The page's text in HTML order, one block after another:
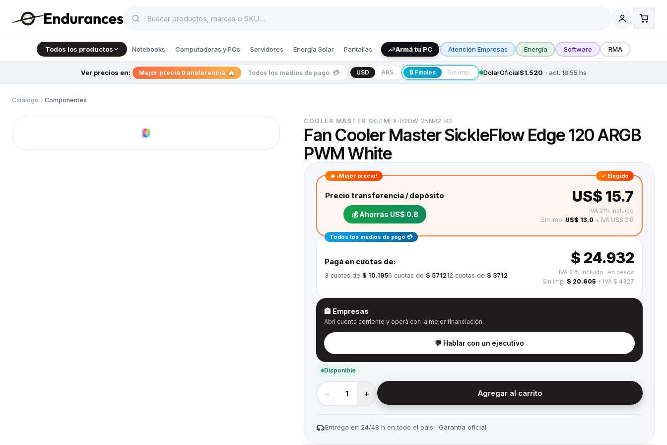
Todos los productos Notebooks Computadoras y PCs Servidores Energía Solar Pantallas Armá tu PC Atención Empresas Energía Software RMA
Ver precios en: Mejor precio transferencia 🔥 Todos los medios de pago 💳 USD ARS 🔒 Finales Sin imp. DólarOficial$1.520 · act. 18:55 hs
Catálogo Componentes
COOLER MASTER SKU: MFX-B2DW-25NP2-R2
Fan Cooler Master SickleFlow Edge 120 ARGB
PWM White
🔥 ¡Mejor precio! ✓ Elegido
Precio transferencia / depósito
💰 Ahorrás US$ 0.8
US$ 15.7
IVA 21% incluido
Sin imp. US$ 13.0 + IVA US$ 2.8
Todos los medios de pago 💳
Pagá en cuotas de:
3 cuotas de $ 10.1956 cuotas de $ 571212 cuotas de $ 3712
$ 24.932
IVA 21% incluido · en pesos
Sin imp. $ 20.605 + IVA $ 4327
🏦 Empresas
Abrí cuenta corriente y operá con la mejor financiación.
💬 Hablar con un ejecutivo
Disponible
− 1 + Agregar al carrito
Entrega en 24/48 h en todo el país · Garantía oficial